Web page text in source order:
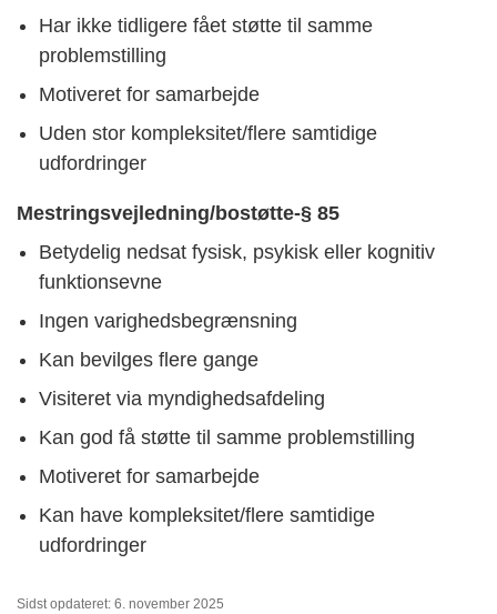
Har ikke tidligere fået støtte til samme
problemstilling
Motiveret for samarbejde
Uden stor kompleksitet/flere samtidige
udfordringer
Mestringsvejledning/bostøtte-§ 85
Betydelig nedsat fysisk, psykisk eller kognitiv
funktionsevne
Ingen varighedsbegrænsning
Kan bevilges flere gange
Visiteret via myndighedsafdeling
Kan god få støtte til samme problemstilling
Motiveret for samarbejde
Kan have kompleksitet/flere samtidige
udfordringer
Sidst opdateret: 6. november 2025